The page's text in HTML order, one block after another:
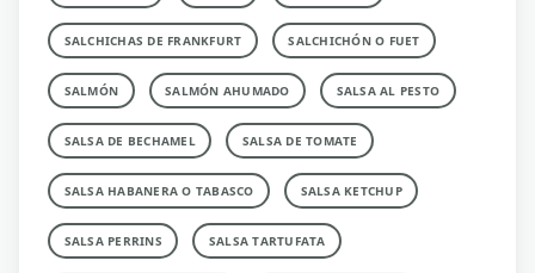
SALCHICHAS DE FRANKFURT SALCHICHÓN O FUET
SALMÓN SALMÓN AHUMADO SALSA AL PESTO
SALSA DE BECHAMEL SALSA DE TOMATE
SALSA HABANERA O TABASCO SALSA KETCHUP
SALSA PERRINS SALSA TARTUFATA